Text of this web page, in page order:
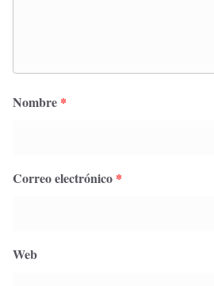
Nombre *
Correo electrónico *
Web